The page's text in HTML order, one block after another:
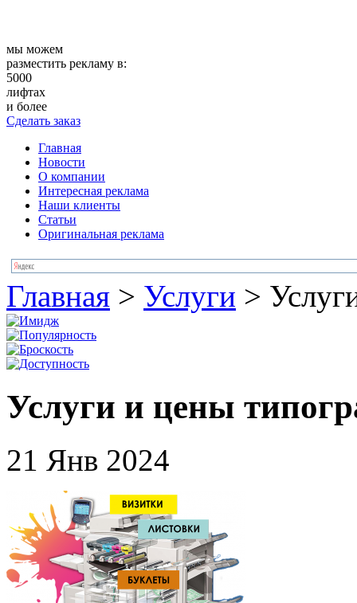
мы можем
разместить рекламу в:
5000
лифтах
и более
Сделать заказ
Главная
Новости
О компании
Интересная реклама
Наши клиенты
Статьи
Оригинальная реклама
Главная > Услуги >
Услуги и цены
21 Янв 2024